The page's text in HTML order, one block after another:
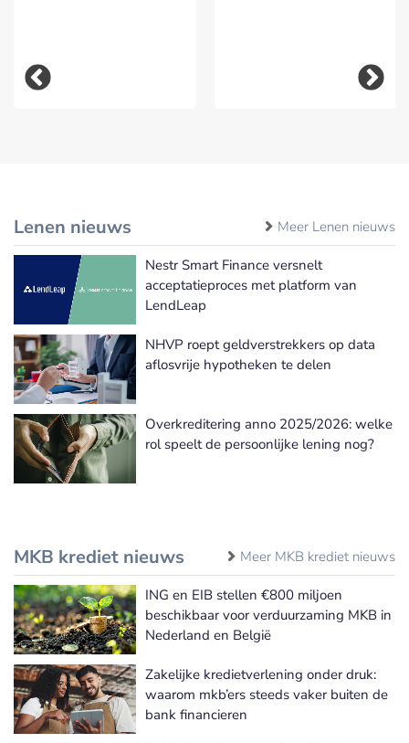
Lenen nieuws Meer Lenen nieuws
Nestr Smart Finance versnelt
acceptatieproces met platform van
LendLeap
NHVP roept geldverstrekkers op data
aflosvrije hypotheken te delen
Overkreditering anno 2025/2026: welke
rol speelt de persoonlijke lening nog?
MKB krediet nieuws Meer MKB krediet nieuws
ING en EIB stellen €800 miljoen
beschikbaar voor verduurzaming MKB in
Nederland en België
Zakelijke kredietverlening onder druk:
waarom mkb’ers steeds vaker buiten de
bank financieren